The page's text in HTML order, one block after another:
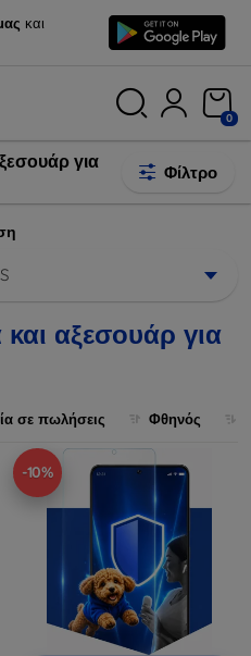
και
0
για
Φίλτρο
αξεσουάρ για
σε πωλήσεις Φθηνός
-10%